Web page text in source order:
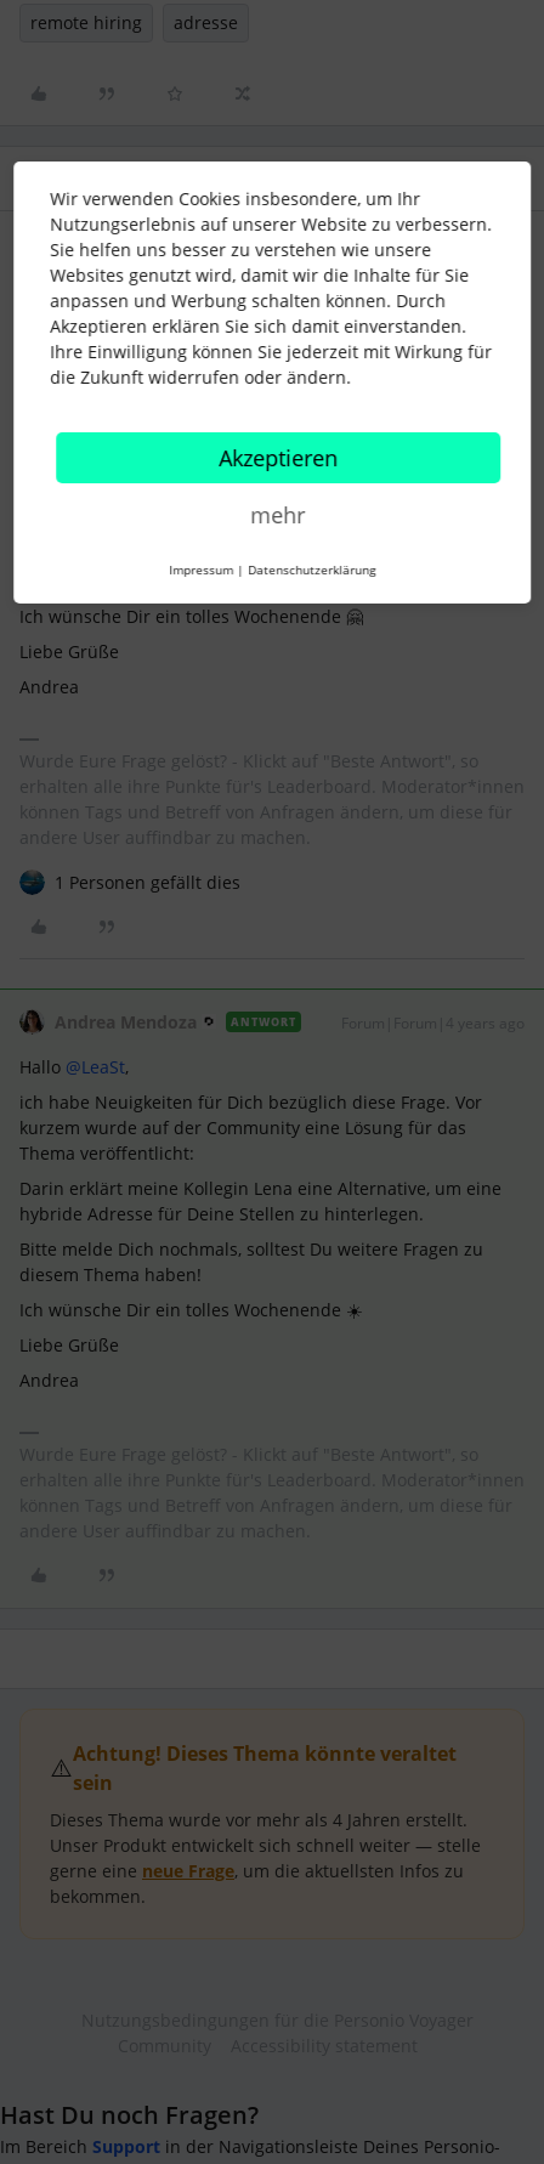
remote hiring adresse
Andrea Mendoza Forum|Forum|4 years ago
Liebe@LeaSt,
vielen Dank für Deinen Beitrag in der Community!
Ihr habt tatsächlich alles richtig gemacht und verstanden
Herangehensweise hierfür ist einfach irgendeine Adresse der
Standorte einzugeben. In den Stellenbeschreibungen kann
Fragen zu diesem Thema hast.
Ich wünsche Dir ein tolles Wochenende 🤗
Liebe Grüße
Andrea
Wurde Eure Frage gelöst? - Klickt auf "Beste Antwort", so
erhalten alle ihre Punkte für's Leaderboard. Moderator*innen
können Tags und Betreff von Anfragen ändern, um diese für
andere User auffindbar zu machen.
1 Personen gefällt dies
Andrea Mendoza ANTWORT
Hallo @LeaSt,
ich habe Neuigkeiten für Dich bezüglich diese Frage. Vor
kurzem wurde auf der Community eine Lösung für das
Thema veröffentlicht:
Darin erklärt meine Kollegin Lena eine Alternative, um eine
hybride Adresse für Deine Stellen zu hinterlegen.
Bitte melde Dich nochmals, solltest Du weitere Fragen zu
diesem Thema haben!
Ich wünsche Dir ein tolles Wochenende ☀️
Liebe Grüße
Andrea
⚠️Achtung! Dieses Thema könnte veraltet
sein
Dieses Thema wurde vor mehr als 4 Jahren erstellt.
Unser Produkt entwickelt sich schnell weiter — stelle
gerne eine neue Frage, um die aktuellsten Infos zu
bekommen.
Hast Du noch Fragen?
Im Bereich Support in der Navigationsleiste Deines Personio-
Wir verwenden Cookies insbesondere, um Ihr
Nutzungserlebnis auf unserer Website zu verbessern.
Sie helfen uns besser zu verstehen wie unsere
Websites genutzt wird, damit wir die Inhalte für Sie
anpassen und Werbung schalten können. Durch
Akzeptieren erklären Sie sich damit einverstanden.
Ihre Einwilligung können Sie jederzeit mit Wirkung für
die Zukunft widerrufen oder ändern.
Akzeptieren
mehr
Impressum | Datenschutzerklärung